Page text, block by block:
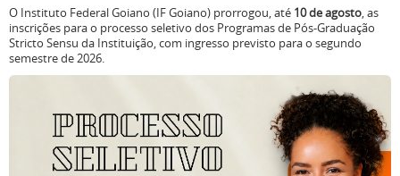
O Instituto Federal Goiano (IF Goiano) prorrogou, até 10 de agosto, as
inscrições para o processo seletivo dos Programas de Pós-Graduação
Stricto Sensu da Instituição, com ingresso previsto para o segundo
semestre de 2026.